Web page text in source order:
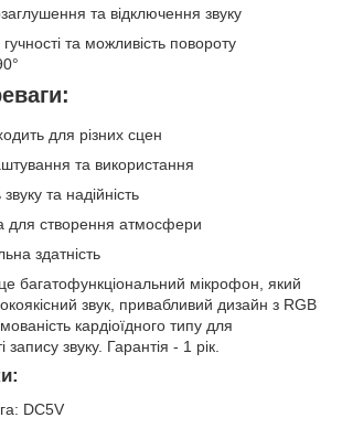
та відключення звуку
та можливість повороту
для різних сцен
та використання
та надійність
для створення атмосфери
здатність
багатофункціональний мікрофон, який
звук, привабливий дизайн з RGB
кардіоїдного типу для
запису звуку. Гарантія - 1 рік.
DC5V